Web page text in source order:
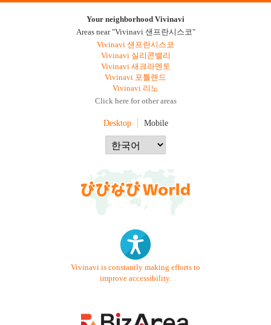
Your neighborhood Vivinavi
Areas near "Vivinavi 샌프란시스코"
Vivinavi 샌프란시스코
Vivinavi 실리콘밸리
Vivinavi 새크라멘토
Vivinavi 포틀랜드
Vivinavi 리노
Click here for other areas
Desktop Mobile
Vivinavi is constantly making efforts to
improve accessibility.